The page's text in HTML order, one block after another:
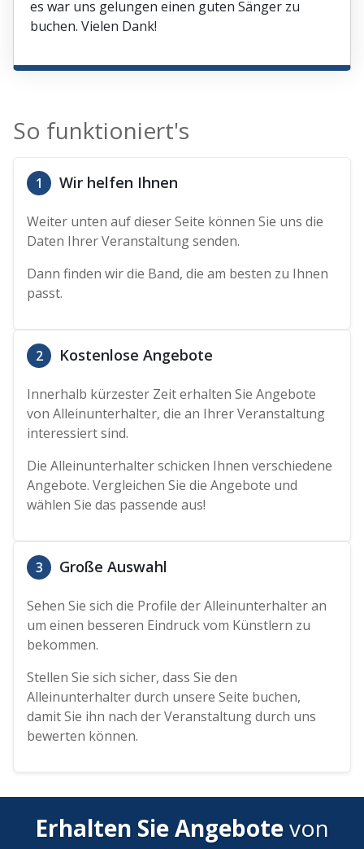
es war uns gelungen einen guten Sänger zu
buchen. Vielen Dank!
So funktioniert's
1 Wir helfen Ihnen
Weiter unten auf dieser Seite können Sie uns die
Daten Ihrer Veranstaltung senden.
Dann finden wir die Band, die am besten zu Ihnen
passt.
2 Kostenlose Angebote
Innerhalb kürzester Zeit erhalten Sie Angebote
von Alleinunterhalter, die an Ihrer Veranstaltung
interessiert sind.
Die Alleinunterhalter schicken Ihnen verschiedene
Angebote. Vergleichen Sie die Angebote und
wählen Sie das passende aus!
3 Große Auswahl
Sehen Sie sich die Profile der Alleinunterhalter an
um einen besseren Eindruck vom Künstlern zu
bekommen.
Stellen Sie sich sicher, dass Sie den
Alleinunterhalter durch unsere Seite buchen,
damit Sie ihn nach der Veranstaltung durch uns
bewerten können.
Erhalten Sie Angebotevon